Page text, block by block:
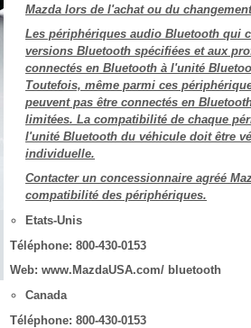
Mazda lors de l'achat ou du
Les périphériques audio Bluetooth qui
versions Bluetooth spécifiées et aux
connectés en Bluetooth à l'unité
Toutefois, même parmi ces
peuvent pas être connectés en
limitées. La compatibilité de chaque
l'unité Bluetooth du véhicule doit être
individuelle.
Contacter un concessionnaire agréé
compatibilité des périphériques.
Etats-Unis
Téléphone: 800-430-0153
Web: www.MazdaUSA.com/ bluetooth
Canada
Téléphone: 800-430-0153